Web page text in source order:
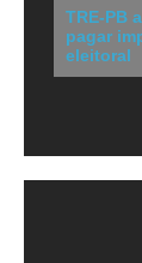
TRE-PB
pagar
eleitoral